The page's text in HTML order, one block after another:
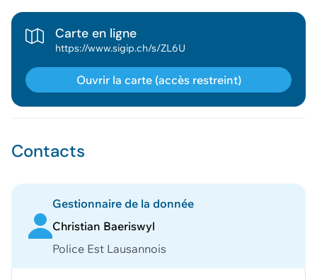
Contacts
Gestionnaire de la donnée
Christian Baeriswyl
Police Est Lausannois
Carte en ligne
https://www.sigip.ch/s/ZL6U
Ouvrir la carte (accès restreint)